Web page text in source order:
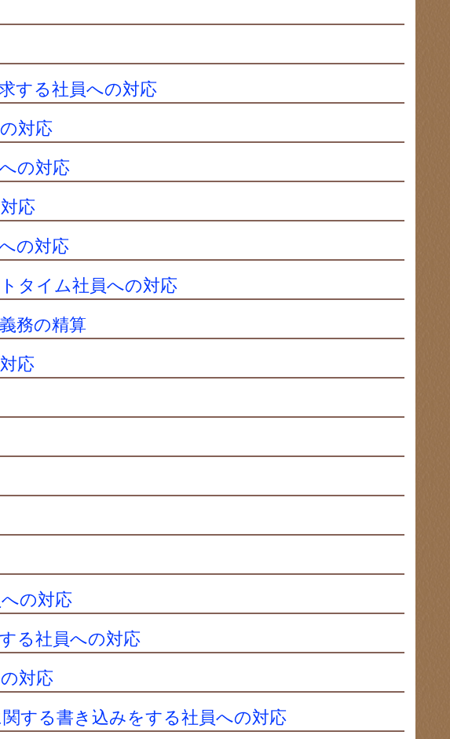
する社員への対応
対応
の対応
応
の対応
タイム社員への対応
務の精算
応
の対応
る社員への対応
対応
する書き込みをする社員への対応